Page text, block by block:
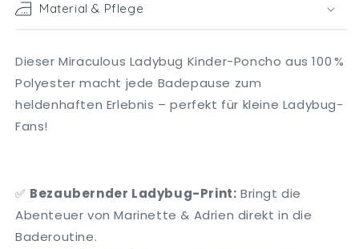
Material & Pflege
Dieser Miraculous Ladybug Kinder-Poncho aus 100 %
Polyester macht jede Badepause zum
heldenhaften Erlebnis – perfekt für kleine Ladybug-
Fans!
✅ Bezaubernder Ladybug-Print: Bringt die
Abenteuer von Marinette & Adrien direkt in die
Baderoutine.